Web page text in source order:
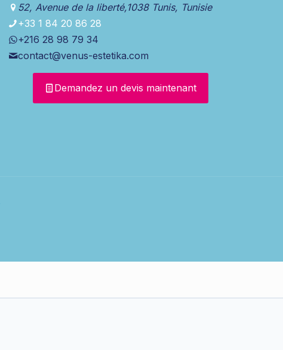
52, Avenue de la liberté,1038 Tunis, Tunisie
+33 1 84 20 86 28
+216 28 98 79 34
contact@venus-estetika.com
Demandez un devis maintenant